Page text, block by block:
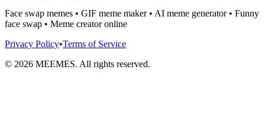
Face swap memes • GIF meme maker • AI meme generator • Funny
face swap • Meme creator online
Privacy Policy•Terms of Service
© 2026 MEEMES. All rights reserved.